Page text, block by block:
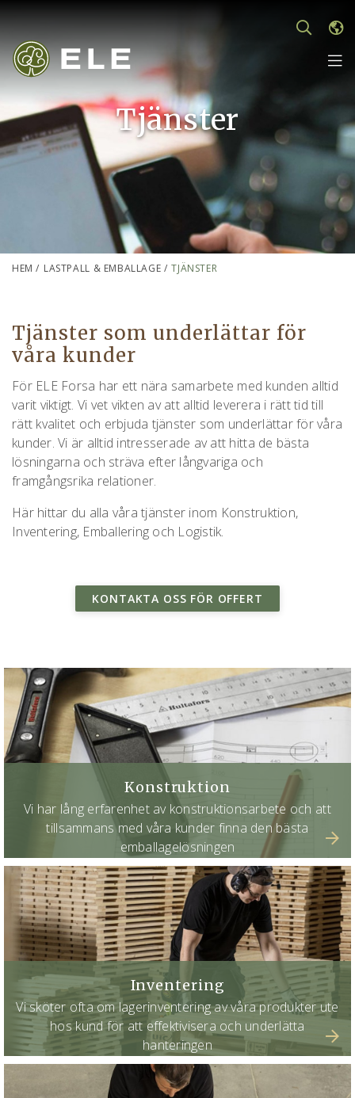
Tjänster
HEM / LASTPALL & EMBALLAGE / TJÄNSTER
Tjänster som underlättar för
våra kunder
För ELE Forsa har ett nära samarbete med kunden alltid
varit viktigt. Vi vet vikten av att alltid leverera i rätt tid till
rätt kvalitet och erbjuda tjänster som underlättar för våra
kunder. Vi är alltid intresserade av att hitta de bästa
lösningarna och sträva efter långvariga och
framgångsrika relationer.
Här hittar du alla våra tjänster inom Konstruktion,
Inventering, Emballering och Logistik.
KONTAKTA OSS FÖR OFFERT
Konstruktion
Vi har lång erfarenhet av konstruktionsarbete och att
tillsammans med våra kunder finna den bästa
emballagelösningen
Inventering
Vi sköter ofta om lagerinventering av våra produkter ute
hos kund för att effektivisera och underlätta
hanteringen